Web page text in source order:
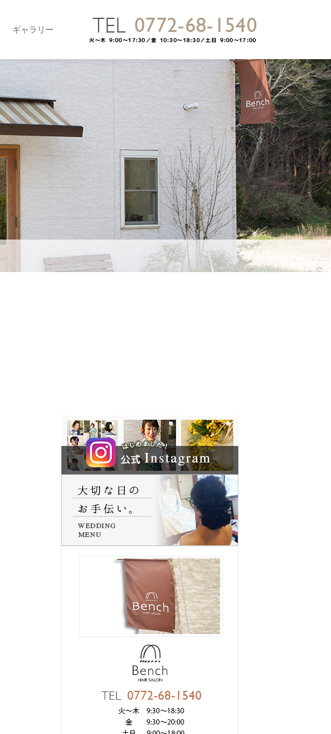
ギャラリー